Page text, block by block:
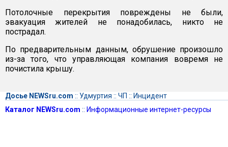
Потолочные перекрытия повреждены не были,
эвакуация жителей не понадобилась, никто не
пострадал.
По предварительным данным, обрушение произошло
из-за того, что управляющая компания вовремя не
почистила крышу.
Досье NEWSru.com :: Удмуртия :: ЧП :: Инцидент
Каталог NEWSru.com :: Информационные интернет-ресурсы